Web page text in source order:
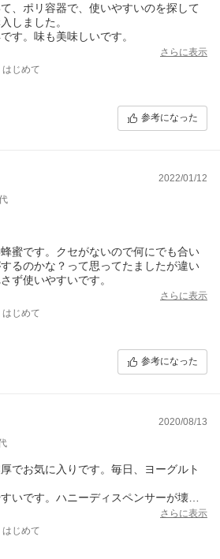
、ポリ容器で、使いやすいのを探して
しました。
す。味も美味しいです。
さらに表示
じめて
参考になった
2022/01/12
蜜です。クセがないので何にでも合い
るのかな？って思ってたましたが違い
ず使いやすいです。
さらに表示
じめて
参考になった
2020/08/13
でお気に入りです。毎日、ヨーグルト
いです。ハニーディスペンサーが壊れ
、このタイプの容器のみ購入していた
さらに表示
じめて